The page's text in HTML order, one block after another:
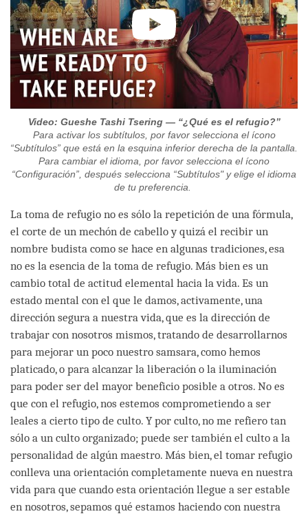
Video: Gueshe Tashi Tsering — “¿Qué es el refugio?”
Para activar los subtítulos, por favor selecciona el ícono
“Subtítulos” que está en la esquina inferior derecha de la pantalla.
Para cambiar el idioma, por favor selecciona el ícono
“Configuración”, después selecciona “Subtítulos" y elige el idioma
de tu preferencia.
La toma de refugio no es sólo la repetición de una fórmula,
el corte de un mechón de cabello y quizá el recibir un
nombre budista como se hace en algunas tradiciones, esa
no es la esencia de la toma de refugio. Más bien es un
cambio total de actitud elemental hacia la vida. Es un
estado mental con el que le damos, activamente, una
dirección segura a nuestra vida, que es la dirección de
trabajar con nosotros mismos, tratando de desarrollarnos
para mejorar un poco nuestro samsara, como hemos
platicado, o para alcanzar la liberación o la iluminación
para poder ser del mayor beneficio posible a otros. No es
que con el refugio, nos estemos comprometiendo a ser
leales a cierto tipo de culto. Y por culto, no me refiero tan
sólo a un culto organizado; puede ser también el culto a la
personalidad de algún maestro. Más bien, el tomar refugio
conlleva una orientación completamente nueva en nuestra
vida para que cuando esta orientación llegue a ser estable
en nosotros, sepamos qué estamos haciendo con nuestra